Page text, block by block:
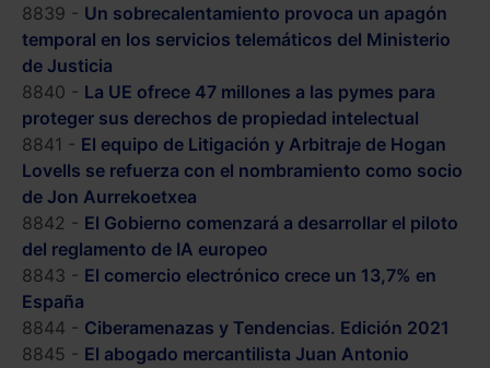
8839 - Un sobrecalentamiento provoca un apagón
temporal en los servicios telemáticos del Ministerio
de Justicia
8840 - La UE ofrece 47 millones a las pymes para
proteger sus derechos de propiedad intelectual
8841 - El equipo de Litigación y Arbitraje de Hogan
Lovells se refuerza con el nombramiento como socio
de Jon Aurrekoetxea
8842 - El Gobierno comenzará a desarrollar el piloto
del reglamento de IA europeo
8843 - El comercio electrónico crece un 13,7% en
España
8844 - Ciberamenazas y Tendencias. Edición 2021
8845 - El abogado mercantilista Juan Antonio